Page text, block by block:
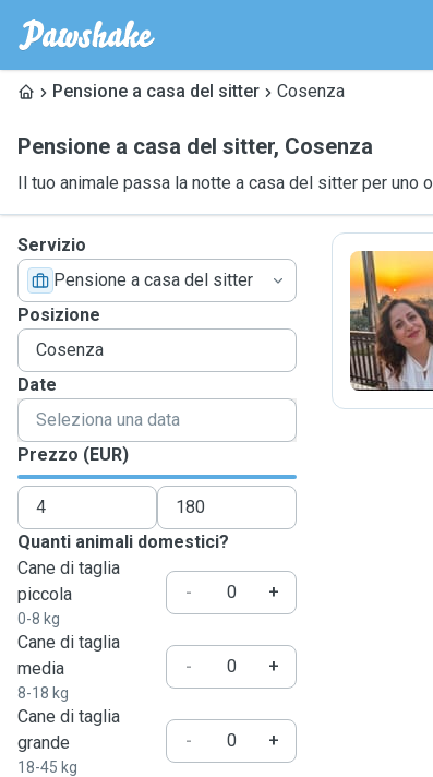
Pensione a casa del sitter Cosenza
Pensione a casa del sitter, Cosenza
Il tuo animale passa la notte a casa del sitter per uno
Servizio
Pensione a casa del sitter
Posizione
Date
Prezzo (EUR)
Quanti animali domestici?
Cane di taglia
piccola
0-8 kg
- +
Cane di taglia
media
8-18 kg
- +
Cane di taglia
grande
18-45 kg
- +
D